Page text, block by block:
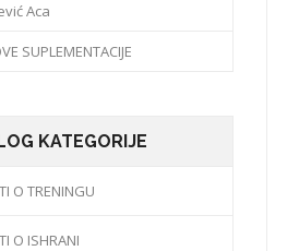
Aca
SUPLEMENTACIJE
KATEGORIJE
O TRENINGU
O ISHRANI